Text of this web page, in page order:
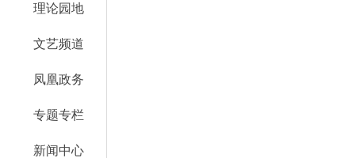
理论园地
文艺频道
凤凰政务
专题专栏
新闻中心